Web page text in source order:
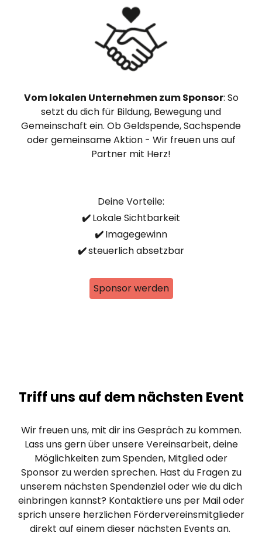
Vom lokalen Unternehmen zum Sponsor: So
setzt du dich für Bildung, Bewegung und
Gemeinschaft ein. Ob Geldspende, Sachspende
oder gemeinsame Aktion - Wir freuen uns auf
Partner mit Herz!
Deine Vorteile:
✔️Lokale Sichtbarkeit
✔️Imagegewinn
✔️steuerlich absetzbar
Sponsor werden
Triff uns auf dem nächsten Event
Wir freuen uns, mit dir ins Gespräch zu kommen.
Lass uns gern über unsere Vereinsarbeit, deine
Möglichkeiten zum Spenden, Mitglied oder
Sponsor zu werden sprechen. Hast du Fragen zu
unserem nächsten Spendenziel oder wie du dich
einbringen kannst? Kontaktiere uns per Mail oder
sprich unsere herzlichen Fördervereinsmitglieder
direkt auf einem dieser nächsten Events an.